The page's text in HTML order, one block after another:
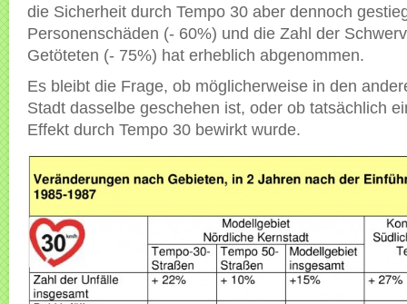
die Sicherheit durch Tempo 30 aber dennoch
Personenschäden (- 60%) und die Zahl der
Getöteten (- 75%) hat erheblich abgenommen.
Es bleibt die Frage, ob möglicherweise in den
Stadt dasselbe geschehen ist, oder ob tatsächlich
Effekt durch Tempo 30 bewirkt wurde.